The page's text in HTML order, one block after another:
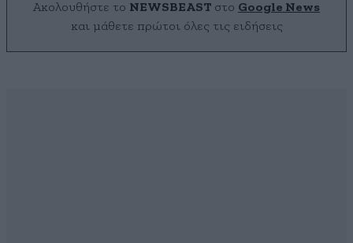
Ακολουθήστε το NEWSBEAST στο Google News
και μάθετε πρώτοι όλες τις ειδήσεις